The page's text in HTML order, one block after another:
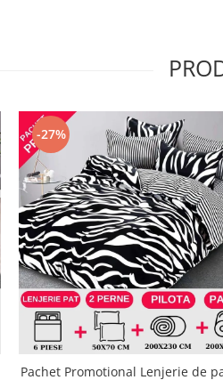
-27%
Pachet Promotional Lenjerie de